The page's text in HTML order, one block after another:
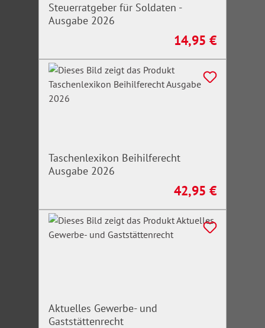
Steuerratgeber für Soldaten -
Ausgabe 2026
Regulärer Preis:
14,95 €
Taschenlexikon Beihilferecht
Ausgabe 2026
Regulärer Preis:
42,95 €
Aktuelles Gewerbe- und
Gaststättenrecht